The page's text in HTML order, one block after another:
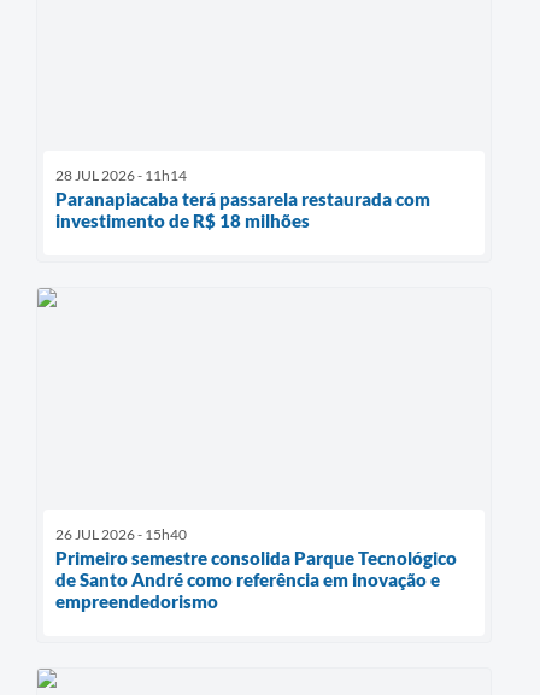
28 JUL 2026 - 11h14
Paranapiacaba terá passarela restaurada com
investimento de R$ 18 milhões
26 JUL 2026 - 15h40
Primeiro semestre consolida Parque Tecnológico
de Santo André como referência em inovação e
empreendedorismo